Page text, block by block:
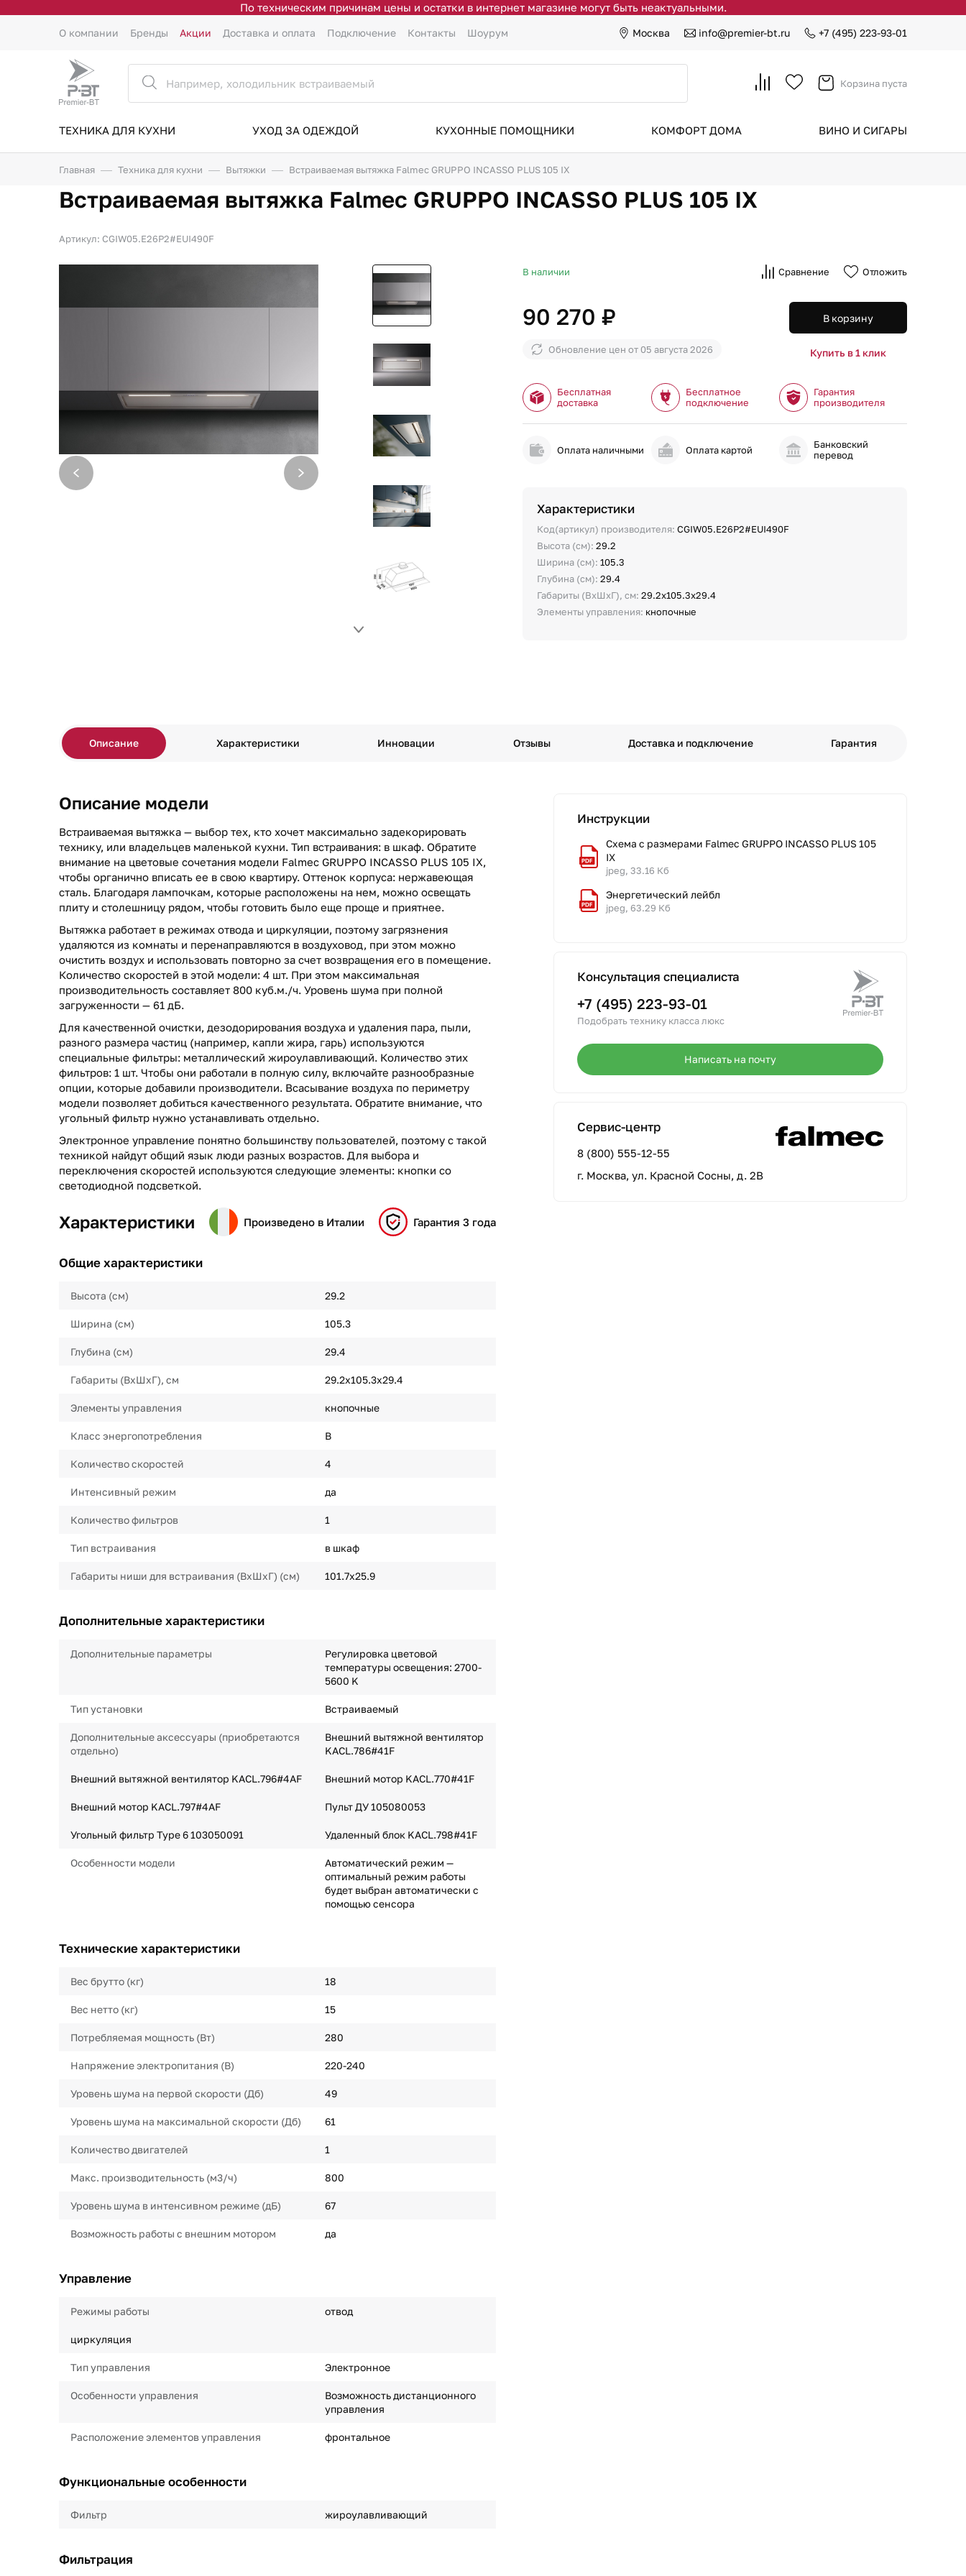
По техническим причинам цены и остатки в интернет магазине могут быть неактуальными.
О компании Бренды Акции Доставка и оплата Подключение Контакты Шоурум Москва info@premier-bt.ru +7 (495) 223-93-01
Корзина пуста
ТЕХНИКА ДЛЯ КУХНИ УХОД ЗА ОДЕЖДОЙ КУХОННЫЕ ПОМОЩНИКИ КОМФОРТ ДОМА ВИНО И СИГАРЫ
Главная Техника для кухни Вытяжки Встраиваемая вытяжка Falmec GRUPPO INCASSO PLUS 105 IX
Встраиваемая вытяжка Falmec GRUPPO INCASSO PLUS 105 IX
Артикул: CGIW05.E26P2#EUI490F
В наличии Сравнение Отложить
90 270 ₽
Обновление цен от 05 августа 2026
В корзину
Купить в 1 клик
Бесплатная
доставка
Бесплатное
подключение
Гарантия
производителя
Оплата наличными Оплата картой
Банковский
перевод
Характеристики
Код(артикул) производителя:CGIW05.E26P2#EUI490F
Высота (см):29.2
Ширина (см):105.3
Глубина (см):29.4
Габариты (ВхШхГ), см:29.2х105.3х29.4
Элементы управления: кнопочные
Описание Характеристики Инновации Отзывы Доставка и подключение Гарантия
Описание модели
Встраиваемая вытяжка — выбор тех, кто хочет максимально задекорировать
технику, или владельцев маленькой кухни. Тип встраивания: в шкаф. Обратите
внимание на цветовые сочетания модели Falmec GRUPPO INCASSO PLUS 105 IX,
чтобы органично вписать ее в свою квартиру. Оттенок корпуса: нержавеющая
сталь. Благодаря лампочкам, которые расположены на нем, можно освещать
плиту и столешницу рядом, чтобы готовить было еще проще и приятнее.
Вытяжка работает в режимах отвода и циркуляции, поэтому загрязнения
удаляются из комнаты и перенаправляются в воздуховод, при этом можно
очистить воздух и использовать повторно за счет возвращения его в помещение.
Количество скоростей в этой модели: 4 шт. При этом максимальная
производительность составляет 800 куб.м./ч. Уровень шума при полной
загруженности — 61 дБ.
Для качественной очистки, дезодорирования воздуха и удаления пара, пыли,
разного размера частиц (например, капли жира, гарь) используются
специальные фильтры: металлический жироулавливающий. Количество этих
фильтров: 1 шт. Чтобы они работали в полную силу, включайте разнообразные
опции, которые добавили производители. Всасывание воздуха по периметру
модели позволяет добиться качественного результата. Обратите внимание, что
угольный фильтр нужно устанавливать отдельно.
Электронное управление понятно большинству пользователей, поэтому с такой
техникой найдут общий язык люди разных возрастов. Для выбора и
переключения скоростей используются следующие элементы: кнопки со
светодиодной подсветкой.
Характеристики Произведено в Италии Гарантия 3 года
Общие характеристики
Высота (см) 29.2
Ширина (см) 105.3
Глубина (см) 29.4
Габариты (ВхШхГ), см 29.2х105.3х29.4
Элементы управления кнопочные
Класс энергопотребления B
Количество скоростей 4
Интенсивный режим да
Количество фильтров 1
Тип встраивания в шкаф
Габариты ниши для встраивания (ВхШхГ) (см) 101.7х25.9
Дополнительные характеристики
Дополнительные параметры
Регулировка цветовой
температуры освещения: 2700-
5600 K
Тип установки Встраиваемый
Дополнительные аксессуары (приобретаются
отдельно)
Внешний вытяжной вентилятор
KACL.786#41F
Внешний вытяжной вентилятор KACL.796#4AF Внешний мотор KACL.770#41F
Внешний мотор KACL.797#4AF Пульт ДУ 105080053
Угольный фильтр Type 6 103050091 Удаленный блок KACL.798#41F
Особенности модели
Автоматический режим —
оптимальный режим работы
будет выбран автоматически с
помощью сенсора
Технические характеристики
Вес брутто (кг) 18
Вес нетто (кг) 15
Потребляемая мощность (Вт) 280
Напряжение электропитания (В) 220-240
Уровень шума на первой скорости (Дб) 49
Уровень шума на максимальной скорости (Дб) 61
Количество двигателей 1
Макс. производительность (м3/ч) 800
Уровень шума в интенсивном режиме (дБ) 67
Возможность работы с внешним мотором да
Управление
Режимы работы отвод
циркуляция
Тип управления Электронное
Особенности управления
Возможность дистанционного
управления
Расположение элементов управления фронтальное
Функциональные особенности
Фильтр жироулавливающий
Фильтрация
Инструкции
Схема с размерами Falmec GRUPPO INCASSO PLUS 105
IX
jpeg, 33.16 Кб
Энергетический лейбл
jpeg, 63.29 Кб
Консультация специалиста
+7 (495) 223-93-01
Подобрать технику класса люкс
Написать на почту
Сервис-центр
8 (800) 555-12-55
г. Москва, ул. Красной Сосны, д. 2В